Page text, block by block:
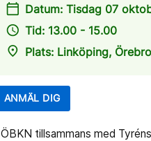
calendar_today Datum: Tisdag 07
access_time Tid: 13.00 - 15.00
place Plats: Linköping,
ANMÄL DIG
ÖBKN tillsammans med